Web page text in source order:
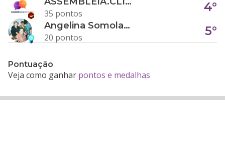
35 pontos
4°
Angelina Somolanji R. Oliveira
20 pontos
5°
Pontuação
Veja como ganhar pontos e medalhas